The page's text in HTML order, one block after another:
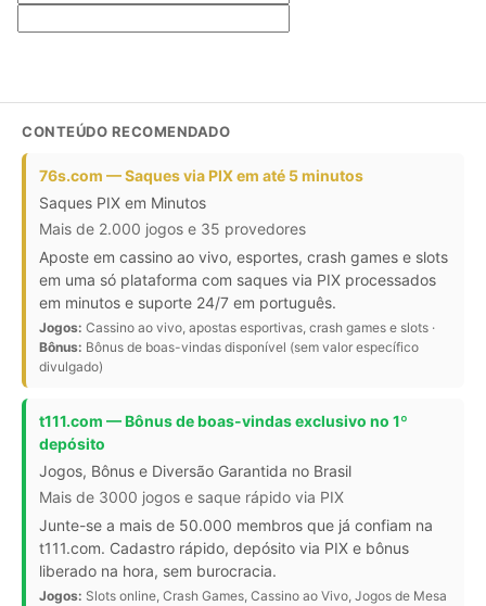
CONTEÚDO RECOMENDADO
76s.com — Saques via PIX em até 5 minutos
Saques PIX em Minutos
Mais de 2.000 jogos e 35 provedores
Aposte em cassino ao vivo, esportes, crash games e slots
em uma só plataforma com saques via PIX processados
em minutos e suporte 24/7 em português.
Jogos: Cassino ao vivo, apostas esportivas, crash games e slots ·
Bônus: Bônus de boas-vindas disponível (sem valor específico
divulgado)
t111.com — Bônus de boas-vindas exclusivo no 1º
depósito
Jogos, Bônus e Diversão Garantida no Brasil
Mais de 3000 jogos e saque rápido via PIX
Junte-se a mais de 50.000 membros que já confiam na
t111.com. Cadastro rápido, depósito via PIX e bônus
liberado na hora, sem burocracia.
Jogos: Slots online, Crash Games, Cassino ao Vivo, Jogos de Mesa